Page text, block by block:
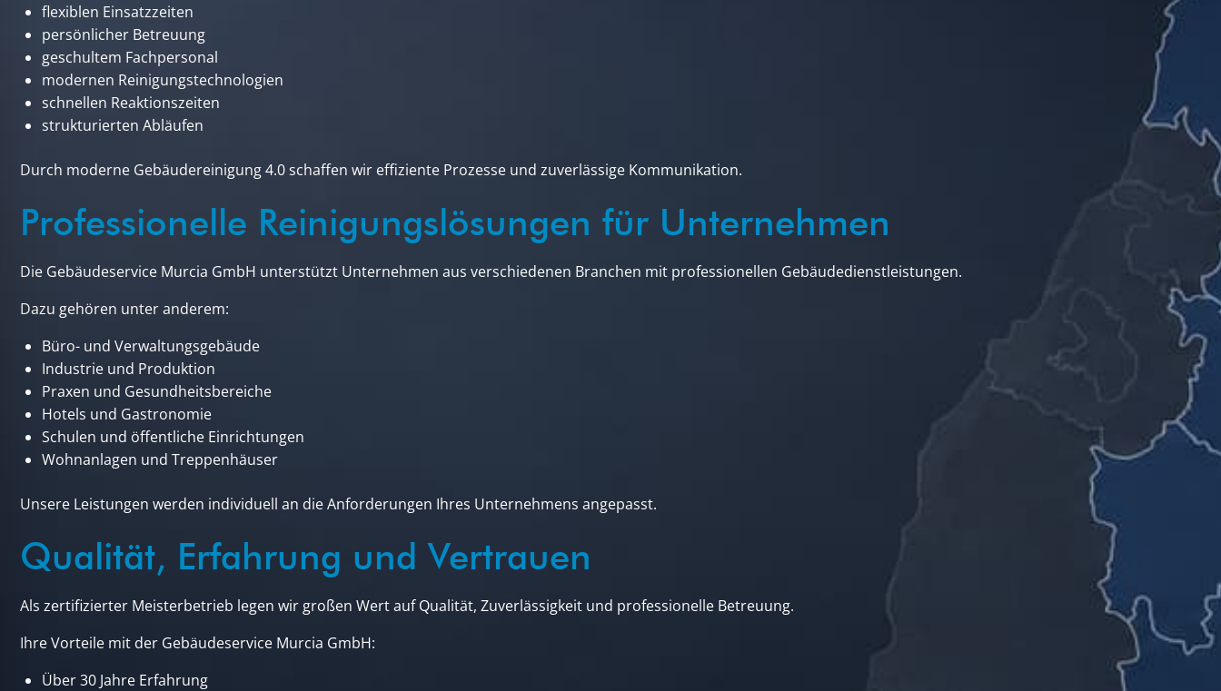
flexiblen Einsatzzeiten
persönlicher Betreuung
geschultem Fachpersonal
modernen Reinigungstechnologien
schnellen Reaktionszeiten
strukturierten Abläufen
Durch moderne Gebäudereinigung 4.0 schaffen wir effiziente Prozesse und zuverlässige Kommunikation.
Professionelle Reinigungslösungen für Unternehmen
Die Gebäudeservice Murcia GmbH unterstützt Unternehmen aus verschiedenen Branchen mit professionellen Gebäudedienstleistungen.
Dazu gehören unter anderem:
Büro- und Verwaltungsgebäude
Industrie und Produktion
Praxen und Gesundheitsbereiche
Hotels und Gastronomie
Schulen und öffentliche Einrichtungen
Wohnanlagen und Treppenhäuser
Unsere Leistungen werden individuell an die Anforderungen Ihres Unternehmens angepasst.
Qualität, Erfahrung und Vertrauen
Als zertifizierter Meisterbetrieb legen wir großen Wert auf Qualität, Zuverlässigkeit und professionelle Betreuung.
Ihre Vorteile mit der Gebäudeservice Murcia GmbH:
Über 30 Jahre Erfahrung